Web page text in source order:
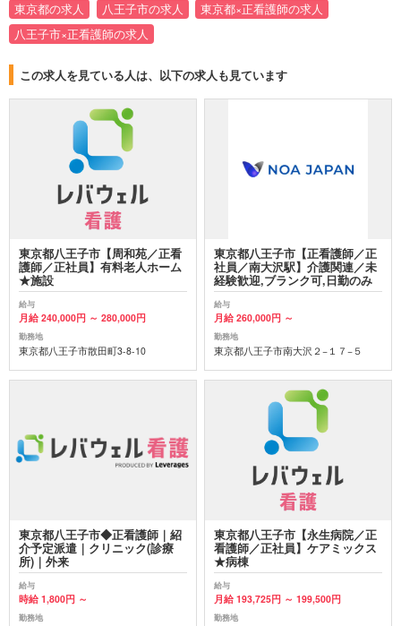
東京都の求人 八王子市の求人
東京都×正看護師の求人
八王子市×正看護師の求人
この求人を見ている人は、以下の求人も見ています
東京都八王子市【周和苑／正看
護師／正社員】有料老人ホーム
★施設
給与
月給 240,000円 ～ 280,000円
勤務地
東京都八王子市散田町3-8-10
東京都八王子市【正看護師／正
社員／南大沢駅】介護関連／未
経験歓迎,ブランク可,日勤のみ
給与
月給 260,000円 ～
勤務地
東京都八王子市南大沢２−１７−５
東京都八王子市◆正看護師｜紹
介予定派遣｜クリニック(診療
所)｜外来
給与
時給 1,800円 ～
勤務地
東京都八王子市【永生病院／正
看護師／正社員】ケアミックス
★病棟
給与
月給 193,725円 ～ 199,500円
勤務地